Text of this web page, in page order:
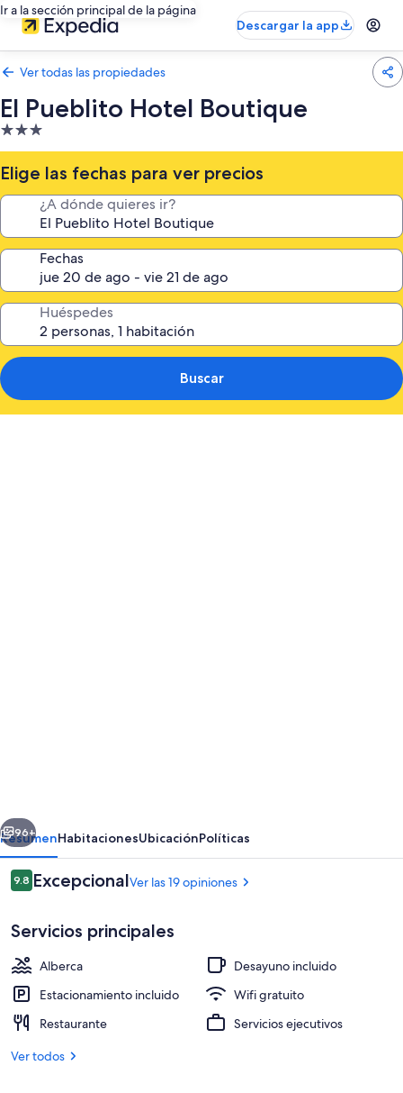
Ir a la sección principal de la página
Descargar la app
Ver todas las propiedades
El Pueblito Hotel Boutique
Propiedad
de
3.0
estrellas
Elige las fechas para ver precios
¿A dónde quieres ir?
Fechas
Huéspedes
Buscar
Balcón
Siguiente
96+
ResumenHabitacionesUbicaciónPolíticas
Opiniones
9.89.8 de 10,
ExcepcionalVer las 19 opiniones
Servicios principales
Alberca
Desayuno incluido
Estacionamiento incluido
Wifi gratuito
Restaurante
Servicios ejecutivos
Ver todos